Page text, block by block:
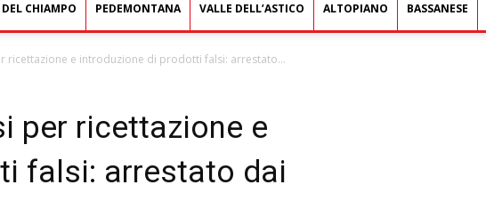
CHIAMPO PEDEMONTANA VALLE DELL’ASTICO ALTOPIANO BASSANESE
ricettazione e introduzione di prodotti falsi: arrestato...
per ricettazione e
falsi: arrestato dai